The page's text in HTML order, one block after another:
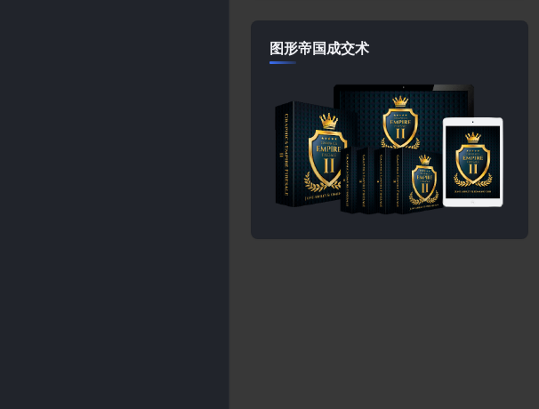
图形帝国成交术